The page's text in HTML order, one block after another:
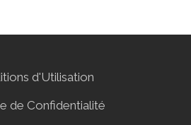
d'Utilisation
de Confidentialité